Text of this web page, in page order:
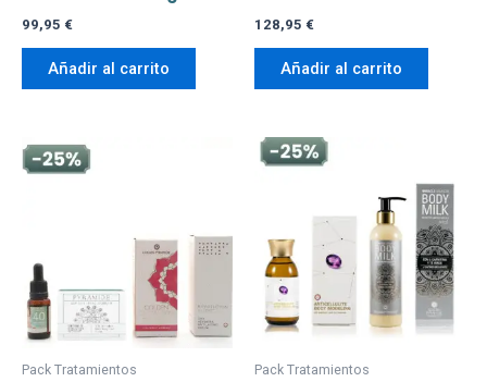
99,95 €
Añadir al carrito
128,95 €
Añadir al carrito
Pack Tratamientos Pack Tratamientos